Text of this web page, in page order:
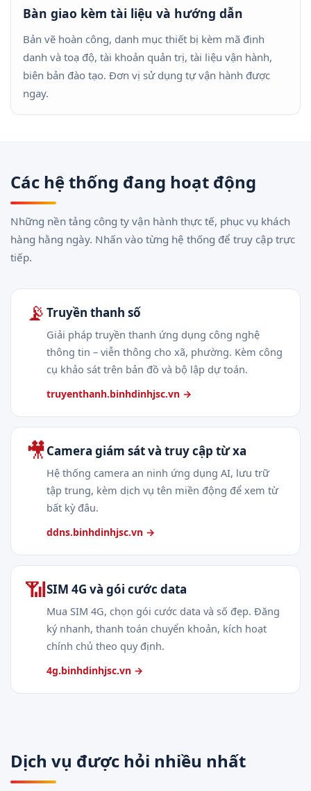
Bàn giao kèm tài liệu và hướng dẫn
Bản vẽ hoàn công, danh mục thiết bị kèm mã định
danh và toạ độ, tài khoản quản trị, tài liệu vận hành,
biên bản đào tạo. Đơn vị sử dụng tự vận hành được
ngay.
Các hệ thống đang hoạt động
Những nền tảng công ty vận hành thực tế, phục vụ khách
hàng hằng ngày. Nhấn vào từng hệ thống để truy cập trực
tiếp.
📡 Truyền thanh số
Giải pháp truyền thanh ứng dụng công nghệ
thông tin – viễn thông cho xã, phường. Kèm công
cụ khảo sát trên bản đồ và bộ lập dự toán.
truyenthanh.binhdinhjsc.vn →
🎥Camera giám sát và truy cập từ xa
Hệ thống camera an ninh ứng dụng AI, lưu trữ
tập trung, kèm dịch vụ tên miền động để xem từ
bất kỳ đâu.
ddns.binhdinhjsc.vn →
📶SIM 4G và gói cước data
Mua SIM 4G, chọn gói cước data và số đẹp. Đăng
ký nhanh, thanh toán chuyển khoản, kích hoạt
chính chủ theo quy định.
4g.binhdinhjsc.vn →
Dịch vụ được hỏi nhiều nhất